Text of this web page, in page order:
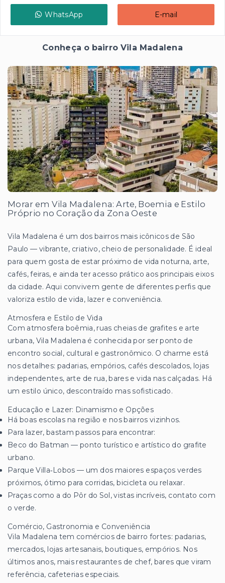
WhatsApp E-mail
Conheça o bairro Vila Madalena
Morar em Vila Madalena: Arte, Boemia e Estilo
Próprio no Coração da Zona Oeste
Vila Madalena é um dos bairros mais icônicos de São
Paulo — vibrante, criativo, cheio de personalidade. É ideal
para quem gosta de estar próximo de vida noturna, arte,
cafés, feiras, e ainda ter acesso prático aos principais eixos
da cidade. Aqui convivem gente de diferentes perfis que
valoriza estilo de vida, lazer e conveniência.
Atmosfera e Estilo de Vida
Com atmosfera boêmia, ruas cheias de grafites e arte
urbana, Vila Madalena é conhecida por ser ponto de
encontro social, cultural e gastronômico. O charme está
nos detalhes: padarias, empórios, cafés descolados, lojas
independentes, arte de rua, bares e vida nas calçadas. Há
um estilo único, descontraído mas sofisticado.
Educação e Lazer: Dinamismo e Opções
Há boas escolas na região e nos bairros vizinhos.
Para lazer, bastam passos para encontrar:
Beco do Batman — ponto turístico e artístico do grafite
urbano.
Parque Villa‑Lobos — um dos maiores espaços verdes
próximos, ótimo para corridas, bicicleta ou relaxar.
Praças como a do Pôr do Sol, vistas incríveis, contato com
o verde.
Comércio, Gastronomia e Conveniência
Vila Madalena tem comércios de bairro fortes: padarias,
mercados, lojas artesanais, boutiques, empórios. Nos
últimos anos, mais restaurantes de chef, bares que viram
referência, cafeterias especiais.